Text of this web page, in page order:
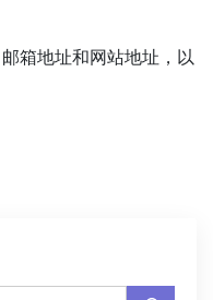
箱地址和网站地址，以